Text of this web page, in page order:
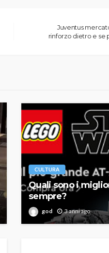
Juventus
rinforzo dietro e se
CULTURA
Quali sono i
sempre?
god 3 anni ago